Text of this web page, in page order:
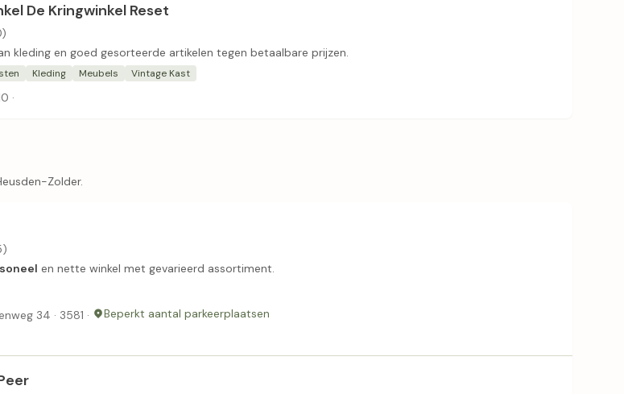
De Kringwinkel Reset
kleding en goed gesorteerde artikelen tegen betaalbare prijzen.
Kleding Meubels Vintage Kast
·
Zolder.
en nette winkel met gevarieerd assortiment.
34 · 3581 ·
Beperkt aantal parkeerplaatsen